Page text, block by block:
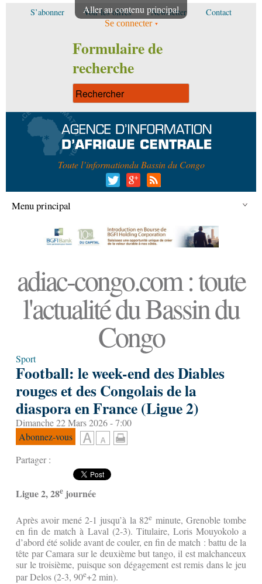
Aller au contenu principal
S’abonner Voir les offres Newsletter Contact
Se connecter
Formulaire de
recherche
Toute l’informationdu Bassin du Congo
Menu principal
adiac-congo.com : toute
l'actualité du Bassin du
Congo
Sport
Football: le week-end des Diables
rouges et des Congolais de la
diaspora en France (Ligue 2)
Dimanche 22 Mars 2026 - 7:00
Abonnez-vous
Partager :
Ligue 2, 28e journée
Après avoir mené 2-1 jusqu’à la 82eminute, Grenoble tombe
en fin de match à Laval (2-3). Titulaire, Loris Mouyokolo a
d’abord été solide avant de couler, en fin de match : battu de la
tête par Camara sur le deuxième but tango, il est malchanceux
sur le troisième, puisque son dégagement est remis dans le jeu
par Delos (2-3, 90e+2 min).